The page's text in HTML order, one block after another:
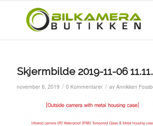
Skjermbilde 2019-11-06
november 6, 2019 / 0 Kommentarer / av Annikken